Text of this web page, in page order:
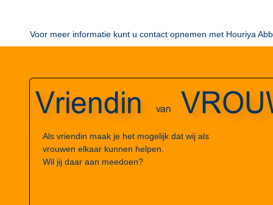
Voor meer informatie kunt u contact opnemen met Houriya
Als vriendin maak je het mogelijk dat wij als
vrouwen elkaar kunnen helpen.
Wil jij daar aan meedoen?